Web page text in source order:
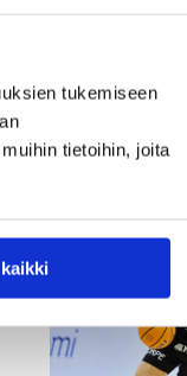
tukemiseen
tietoihin, joita